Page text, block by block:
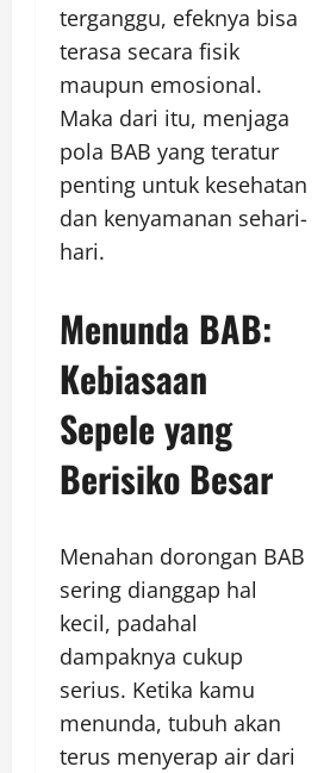
terganggu, efeknya bisa
terasa secara fisik
maupun emosional.
Maka dari itu, menjaga
pola BAB yang teratur
penting untuk kesehatan
dan kenyamanan sehari-
hari.
Menunda BAB:
Kebiasaan
Sepele yang
Berisiko Besar
Menahan dorongan BAB
sering dianggap hal
kecil, padahal
dampaknya cukup
serius. Ketika kamu
menunda, tubuh akan
terus menyerap air dari